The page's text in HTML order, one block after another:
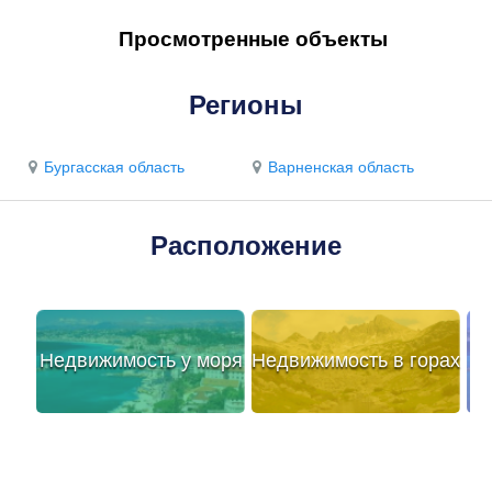
Просмотренные объекты
Регионы
Бургасская область Варненская область
Расположение
Недвижимость у моря Недвижимость в горах